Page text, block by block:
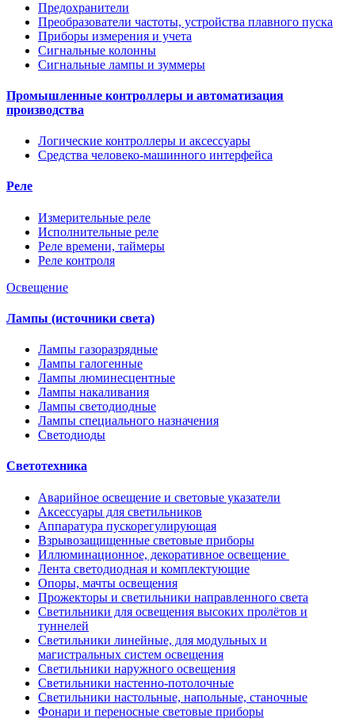
Предохранители
Преобразователи частоты, устройства плавного пуска
Приборы измерения и учета
Сигнальные колонны
Сигнальные лампы и зуммеры
Промышленные контроллеры и автоматизация
производства
Логические контроллеры и аксессуары
Средства человеко-машинного интерфейса
Реле
Измерительные реле
Исполнительные реле
Реле времени, таймеры
Реле контроля
Освещение
Лампы (источники света)
Лампы газоразрядные
Лампы галогенные
Лампы люминесцентные
Лампы накаливания
Лампы светодиодные
Лампы специального назначения
Светодиоды
Светотехника
Аварийное освещение и световые указатели
Аксессуары для светильников
Аппаратура пускорегулирующая
Взрывозащищенные световые приборы
Иллюминационное, декоративное освещение
Лента светодиодная и комплектующие
Опоры, мачты освещения
Прожекторы и светильники направленного света
Светильники для освещения высоких пролётов и
туннелей
Светильники линейные, для модульных и
магистральных систем освещения
Светильники наружного освещения
Светильники настенно-потолочные
Светильники настольные, напольные, станочные
Фонари и переносные световые приборы